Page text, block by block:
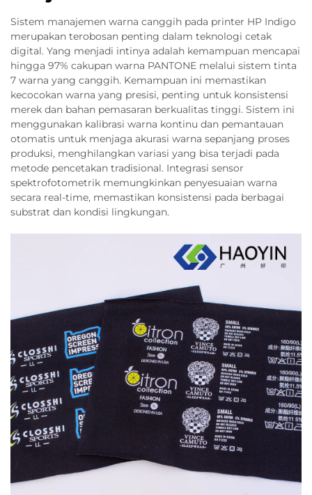
Sistem manajemen warna canggih pada printer HP Indigo
merupakan terobosan penting dalam teknologi cetak
digital. Yang menjadi intinya adalah kemampuan mencapai
hingga 97% cakupan warna PANTONE melalui sistem tinta
7 warna yang canggih. Kemampuan ini memastikan
kecocokan warna yang presisi, penting untuk konsistensi
merek dan bahan pemasaran berkualitas tinggi. Sistem ini
menggunakan kalibrasi warna kontinu dan pemantauan
otomatis untuk menjaga akurasi warna sepanjang proses
produksi, menghilangkan variasi yang bisa terjadi pada
metode pencetakan tradisional. Integrasi sensor
spektrofotometrik memungkinkan penyesuaian warna
secara real-time, memastikan konsistensi pada berbagai
substrat dan kondisi lingkungan.